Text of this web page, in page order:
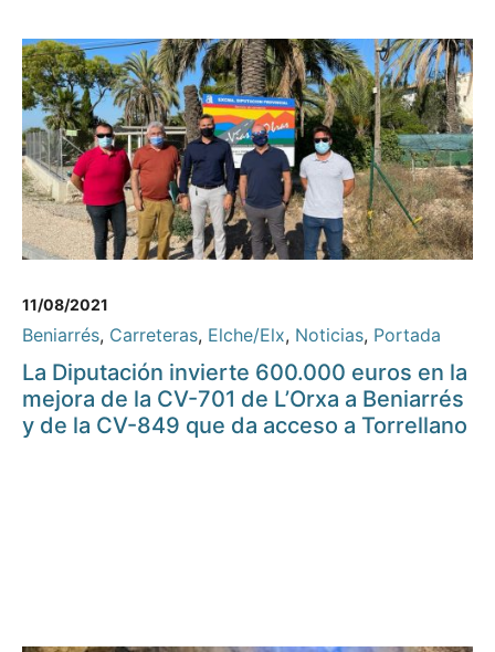
11/08/2021
Beniarrés, Carreteras, Elche/Elx, Noticias, Portada
La Diputación invierte 600.000 euros en la
mejora de la CV-701 de L’Orxa a Beniarrés
y de la CV-849 que da acceso a Torrellano